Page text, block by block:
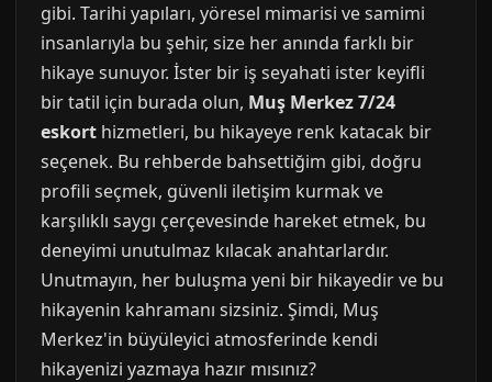
gibi. Tarihi yapıları, yöresel mimarisi ve samimi
insanlarıyla bu şehir, size her anında farklı bir
hikaye sunuyor. İster bir iş seyahati ister keyifli
bir tatil için burada olun, Muş Merkez 7/24
eskort hizmetleri, bu hikayeye renk katacak bir
seçenek. Bu rehberde bahsettiğim gibi, doğru
profili seçmek, güvenli iletişim kurmak ve
karşılıklı saygı çerçevesinde hareket etmek, bu
deneyimi unutulmaz kılacak anahtarlardır.
Unutmayın, her buluşma yeni bir hikayedir ve bu
hikayenin kahramanı sizsiniz. Şimdi, Muş
Merkez'in büyüleyici atmosferinde kendi
hikayenizi yazmaya hazır mısınız?